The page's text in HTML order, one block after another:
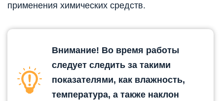
применения химических средств.
Внимание! Во время работы
следует следить за такими
показателями, как влажность,
температура, а также наклон